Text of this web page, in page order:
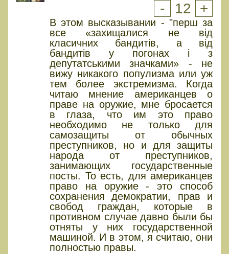
- 12 +
В этом высказывании - "перш за
все «захищалися не від
класичних бандитів, а від
бандитів у погонах і з
депутатськими значками» - не
вижу никакого популизма или уж
тем более экстремизма. Когда
читаю мнение американцев о
праве на оружие, мне бросается
в глаза, что им это право
необходимо не только для
самозащиты от обычных
преступников, но и для защиты
народа от преступников,
занимающих государственные
посты. То есть, для американцев
право на оружие - это способ
сохранения демократии, прав и
свобод граждан, которые в
противном случае давно были бы
отняты у них государственной
машиной. И в этом, я считаю, они
полностью правы.